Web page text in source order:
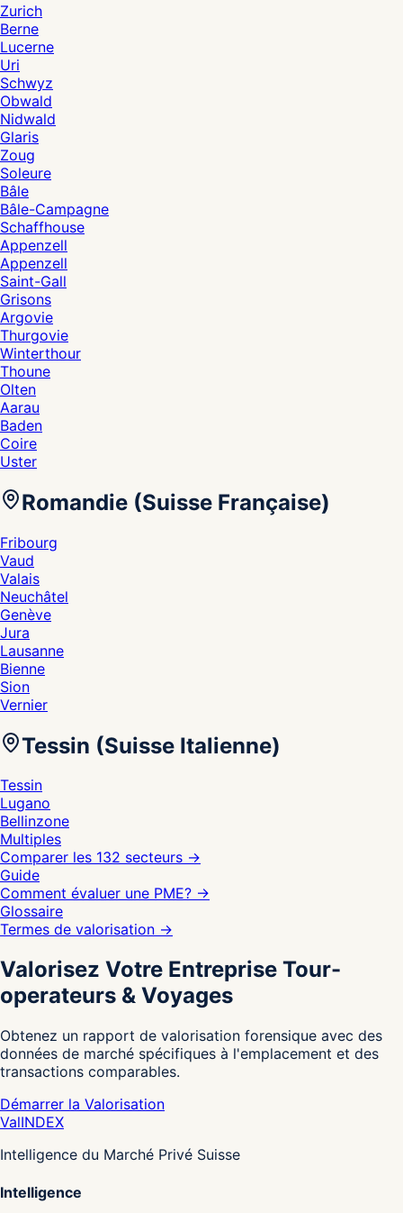
Zurich
Berne
Lucerne
Uri
Schwyz
Obwald
Nidwald
Glaris
Zoug
Soleure
Bâle
Bâle-Campagne
Schaffhouse
Appenzell
Appenzell
Saint-Gall
Grisons
Argovie
Thurgovie
Winterthour
Thoune
Olten
Aarau
Baden
Coire
Uster
Romandie (Suisse Française)
Fribourg
Vaud
Valais
Neuchâtel
Genève
Jura
Lausanne
Bienne
Sion
Vernier
Tessin (Suisse Italienne)
Tessin
Lugano
Bellinzone
Multiples
Comparer les 132 secteurs →
Guide
Comment évaluer une PME? →
Glossaire
Termes de valorisation →
Valorisez Votre Entreprise Tour-
operateurs & Voyages
Obtenez un rapport de valorisation forensique avec des
données de marché spécifiques à l'emplacement et des
transactions comparables.
Démarrer la Valorisation
ValINDEX
Intelligence du Marché Privé Suisse
Intelligence